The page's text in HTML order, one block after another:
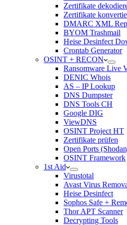
Zertifikate
Zertifikate
DMARC XML
BYOM Trashmail
Heise Desinfect
Crontab Generator
OSINT + RECON
Ransomware Live
DENIC Whois
AS – IP Lookup
DNS Dumpster
DNS Tools CH
Google DIG
ViewDNS
OSINT Project HT
Zertifikate prüfen
Open Ports
OSINT Framework
1st Aid
Virustotal
Avast Virus
Heise Desinfect
Sophos Safe +
Thor APT Scanner
Decrypting Tools